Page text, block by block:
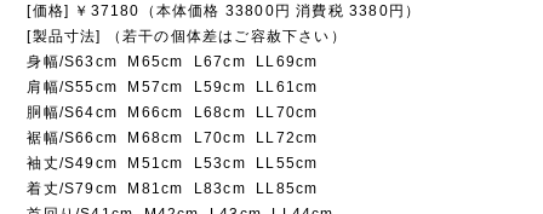
[価格] ￥37180（本体価格 33800円 消費税 3380円）
[製品寸法] （若干の個体差はご容赦下さい）
身幅/S63cm M65cm L67cm LL69cm
肩幅/S55cm M57cm L59cm LL61cm
胴幅/S64cm M66cm L68cm LL70cm
裾幅/S66cm M68cm L70cm LL72cm
袖丈/S49cm M51cm L53cm LL55cm
着丈/S79cm M81cm L83cm LL85cm